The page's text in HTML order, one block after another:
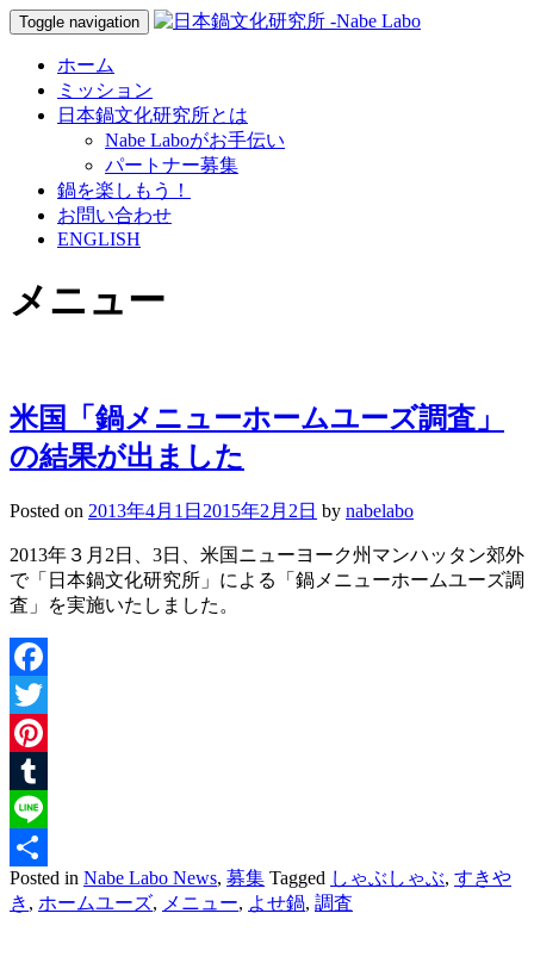
Toggle navigation
ホーム
ミッション
日本鍋文化研究所とは
Nabe Laboがお手伝い
パートナー募集
鍋を楽しもう！
お問い合わせ
ENGLISH
メニュー
米国「鍋メニューホームユーズ調査」
の結果が出ました
Posted on 2013年4月1日 2015年2月2日 by nabelabo
2013年３月2日、3日、米国ニューヨーク州マンハッタン郊外
で「日本鍋文化研究所」による「鍋メニューホームユーズ調
査」を実施いたしました。
Facebook
Twitter
Pinterest
Tumblr
Line
共
Posted in Nabe Labo News, 募集 Tagged しゃぶしゃぶ, すきや
き , ホームユーズ, メニュー, よせ鍋, 調査